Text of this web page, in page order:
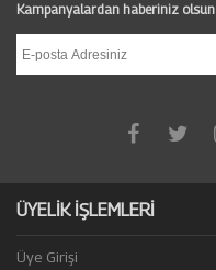
Kampanyalardan haberiniz olsun
ÜYELİK İŞLEMLERİ
Üye Girişi